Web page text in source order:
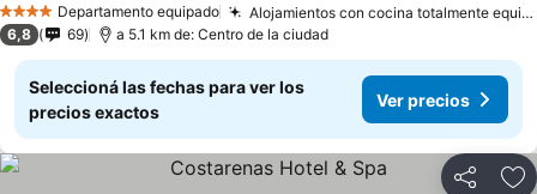
4 EstrellasDepartamento equipado Alojamientos con cocina totalmente equipada
6,8 69 a 5.1 km de: Centro de la ciudad
Seleccioná las fechas para ver los
precios exactos
Ver precios
Compartir